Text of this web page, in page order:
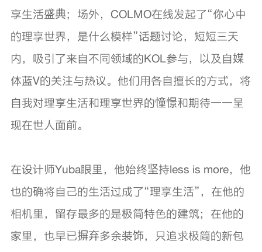
享生活盛典；场外，COLMO在线发起了“你心中
的理享世界，是什么模样”话题讨论，短短三天
内，吸引了来自不同领域的KOL参与，以及自媒
体蓝V的关注与热议。他们用各自擅长的方式，将
自我对理享生活和理享世界的憧憬和期待一一呈
现在世人面前。
在设计师Yuba眼里，他始终坚持less is more，他
也的确将自己的生活过成了“理享生活”，在他的
相机里，留存最多的是极简特色的建筑；在他的
家里，也早已摒弃多余装饰，只追求极简的新包